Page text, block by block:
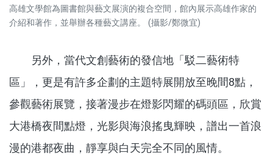
高雄文學館為圖書館與藝文展演的複合空間，館內展示高雄作家的
介紹和著作，並舉辦各種藝文講座。 (攝影/鄭微宜)
另外，當代文創藝術的發信地「駁二藝術特
區」，更是有許多企劃的主題特展開放至晚間8點，
參觀藝術展覽，接著漫步在燈影閃耀的碼頭區，欣賞
大港橋夜間點燈，光影與海浪搖曳輝映，譜出一首浪
漫的港都夜曲，靜享與白天完全不同的風情。